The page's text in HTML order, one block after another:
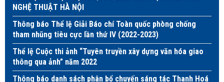
NGHỆ THUẬT HÀ NỘI
Thông báo Thể lệ Giải Báo chí Toàn quốc phòng chống
tham nhũng tiêu cực lần thứ IV (2022-2023)
Thể lệ Cuộc thi ảnh “Tuyên truyền xây dựng văn hóa giao
thông qua ảnh” năm 2022
Thông báo danh sách phân bổ chuyến sáng tác Thanh Hoá